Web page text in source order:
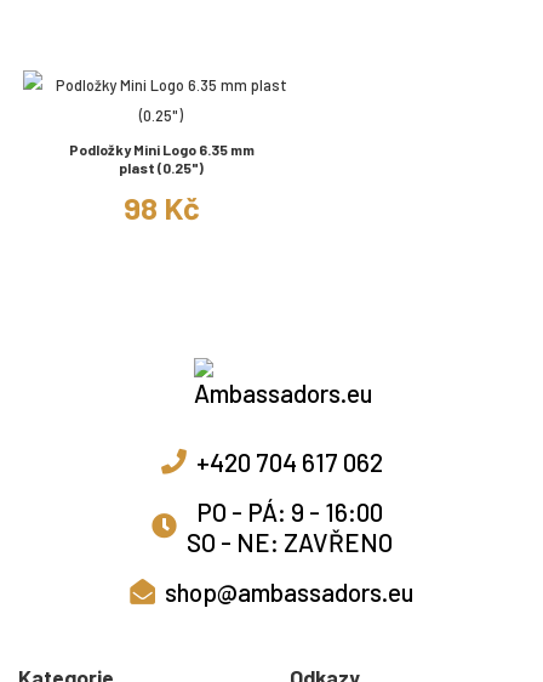
Podložky Mini Logo 6.35 mm
plast (0.25")
98 Kč
+420 704 617 062
PO - PÁ: 9 - 16:00
SO - NE: ZAVŘENO
shop@ambassadors.eu